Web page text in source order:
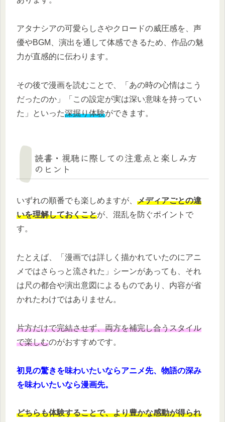
アタナシアの可愛らしさやクロードの威圧感を、声
優やBGM、演出を通して体感できるため、作品の魅
力が直感的に伝わります。
その後で漫画を読むことで、「あの時の心情はこう
だったのか」「この設定が実は深い意味を持ってい
た」といった深掘り体験ができます。
読書・視聴に際しての注意点と楽しみ方
のヒント
いずれの順番でも楽しめますが、 メディアごとの違
いを理解しておくことが、混乱を防ぐポイントで
す。
たとえば、「漫画では詳しく描かれていたのにアニ
メではさらっと流された」シーンがあっても、それ
は尺の都合や演出意図によるものであり、内容が省
かれたわけではありません。
片方だけで完結させず、両方を補完し合うスタイル
で楽しむのがおすすめです。
初見の驚きを味わいたいならアニメ先、物語の深み
を味わいたいなら漫画先。
どちらも体験することで、より豊かな感動が得られ